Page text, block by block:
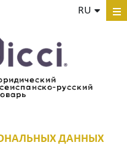
русский
RU
ДАННЫХ